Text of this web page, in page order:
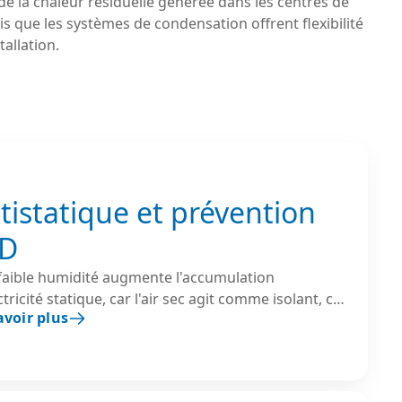
que les systèmes de condensation offrent flexibilité
et prévention
humidité augmente l'accumulation
statique, car l'air sec agit comme isolant, ce
les décharges électrostatiques (ESD) plus
plus